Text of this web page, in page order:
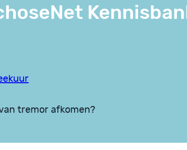
tremor afkomen?